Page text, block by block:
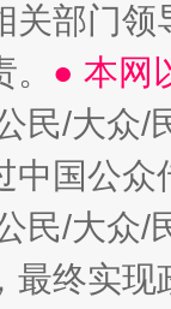
关部门
● 本网
民/大众
中国公
民/大众
最终实